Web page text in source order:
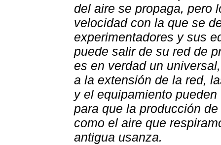
del aire se propaga, pero
velocidad con la que se
experimentadores y sus
puede salir de su red de
es en verdad un
a la extensión de la red,
y el equipamiento
para que la producción
como el aire que
antigua usanza.